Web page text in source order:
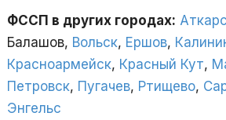
ФССП в других городах:
Балашов, Вольск, Ершов,
Красноармейск, Красный Кут,
Петровск, Пугачев, Ртищево,
Энгельс